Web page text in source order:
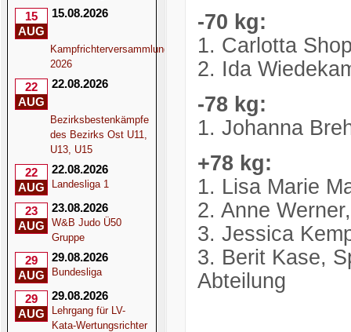
15
AUG
15.08.2026
Kampfrichterversammlung
2026
22
AUG
22.08.2026
Bezirksbestenkämpfe
des Bezirks Ost U11,
U13, U15
22
AUG
22.08.2026
Landesliga 1
23
AUG
23.08.2026
W&B Judo Ü50
Gruppe
29
AUG
29.08.2026
Bundesliga
29
AUG
29.08.2026
Lehrgang für LV-
Kata-Wertungsrichter
-70 kg:
1. Carlotta
2. Ida
-78 kg:
1. Johanna
+78 kg:
1. Lisa Marie
2. Anne
3. Jessica
3. Berit Kase,
Abteilung